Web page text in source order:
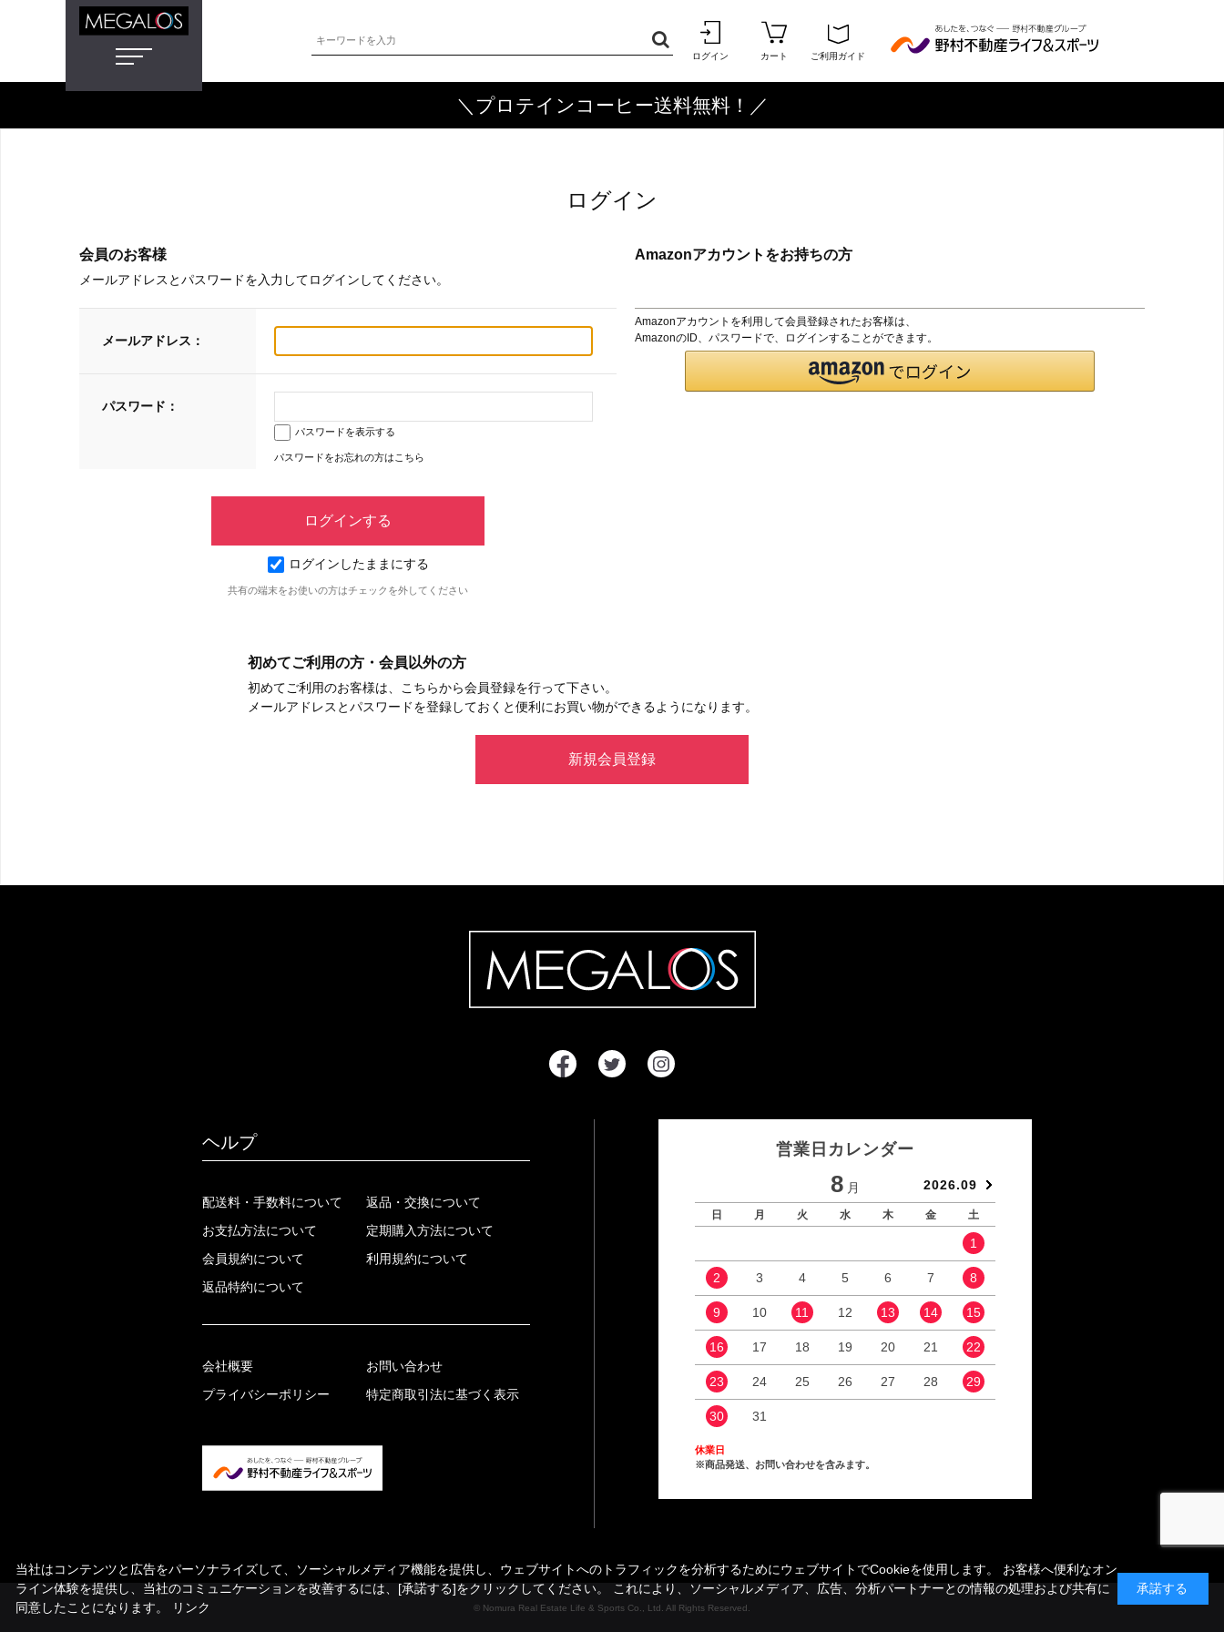
ログイン カート ご利用ガイド
＼プロテインコーヒー送料無料！／
ログイン
会員のお客様
メールアドレスとパスワードを入力してログインしてください。
メールアドレス：
パスワード：
パスワードを表示する
パスワードをお忘れの方はこちら
ログインしたままにする
共有の端末をお使いの方はチェックを外してください
Amazonアカウントをお持ちの方
Amazonアカウントを利用して会員登録されたお客様は、
AmazonのID、パスワードで、ログインすることができます。
初めてご利用の方・会員以外の方
初めてご利用のお客様は、こちらから会員登録を行って下さい。
メールアドレスとパスワードを登録しておくと便利にお買い物ができるようになります。
ヘルプ
配送料・手数料について
お支払方法について
会員規約について
返品特約について
返品・交換について
定期購入方法について
利用規約について
会社概要
プライバシーポリシー
お問い合わせ
特定商取引法に基づく表示
営業日カレンダー
8 月 2026.09
日 月 火 水 木 金 土
1
2 3 4 5 6 7 8
9 10 11 12 13 14 15
16 17 18 19 20 21 22
23 24 25 26 27 28 29
30 31
休業日
※商品発送、お問い合わせを含みます。
© Nomura Real Estate Life & Sports Co., Ltd. All Rights Reserved.
当社はコンテンツと広告をパーソナライズして、ソーシャルメディア機能を提供し、ウェブサイトへのトラフィックを分析するためにウェブサイトでCookieを使用します。 お客様へ便利なオン
ライン体験を提供し、当社のコミュニケーションを改善するには、[承諾する]をクリックしてください。 これにより、ソーシャルメディア、広告、分析パートナーとの情報の処理および共有に
同意したことになります。
リンク
承諾する